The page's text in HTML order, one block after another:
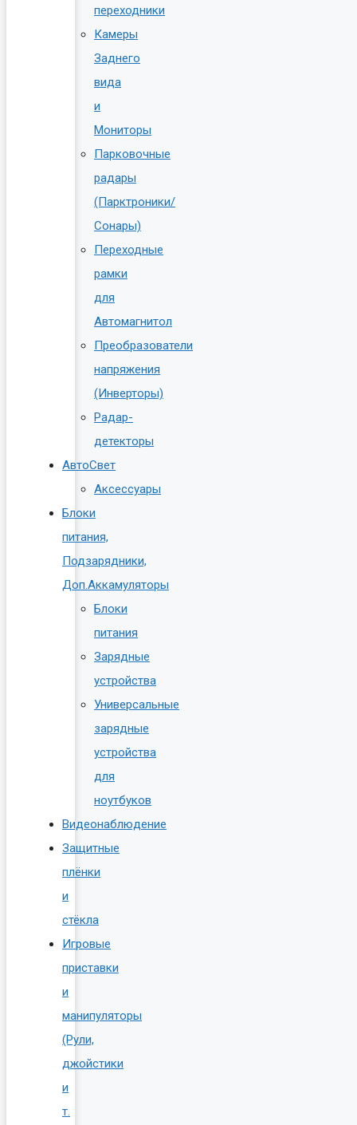
переходники
Камеры
Заднего
вида
и
Мониторы
Парковочные
радары
(Парктроники/
Сонары)
Переходные
рамки
для
Автомагнитол
Преобразователи
напряжения
(Инверторы)
Радар-
детекторы
АвтоСвет
Аксессуары
Блоки
питания,
Подзарядники,
Доп.Аккамуляторы
Блоки
питания
Зарядные
устройства
Универсальные
зарядные
устройства
для
ноутбуков
Видеонаблюдение
Защитные
плёнки
и
стёкла
Игровые
приставки
и
манипуляторы
(Рули,
джойстики
и
т.